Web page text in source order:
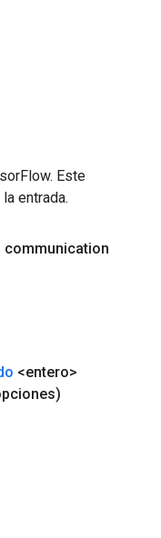
Este
entrada.
communication
<entero>